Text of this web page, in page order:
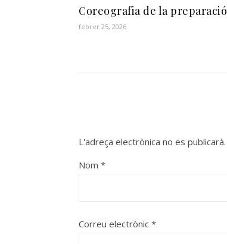
Coreografia de la preparació
febrer 25, 2026
L'adreça electrònica no es publicarà.
Nom *
Correu electrònic *